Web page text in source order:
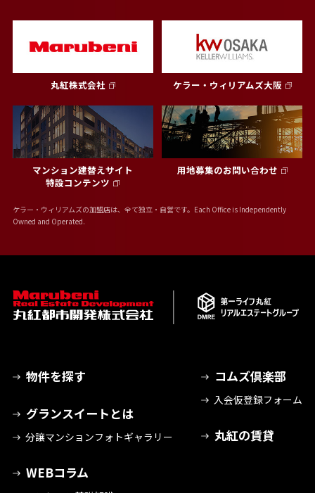
丸紅株式会社 ケラー・ウィリアムズ大阪
マンション建替えサイト
特設コンテンツ
用地募集のお問い合わせ
ケラー・ウィリアムズの加盟店は、全て独立・自営です。Each Office is Independently
Owned and Operated.
物件を探す
グランスイートとは
分譲マンションフォトギャラリー
WEBコラム
コムズ倶楽部
入会仮登録フォーム
丸紅の賃貸